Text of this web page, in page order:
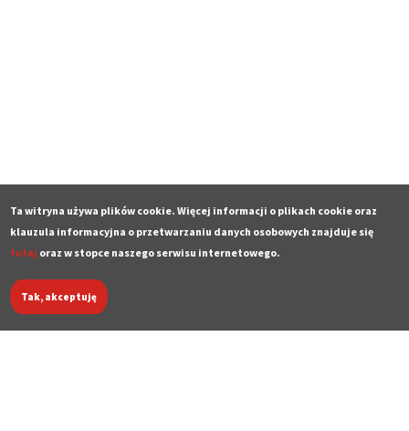
Ta witryna używa plików cookie. Więcej informacji o plikach cookie oraz
klauzula informacyjna o przetwarzaniu danych osobowych znajduje się
tutaj oraz w stopce naszego serwisu internetowego.
Tak, akceptuję